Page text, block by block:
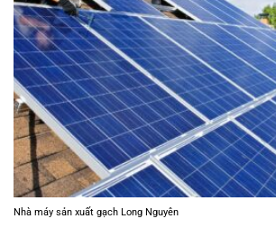
Nhà máy sản xuất gạch Long Nguyên